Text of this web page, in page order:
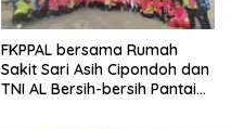
FKPPAL bersama Rumah
Sakit Sari Asih Cipondoh dan
TNI AL Bersih-bersih Pantai